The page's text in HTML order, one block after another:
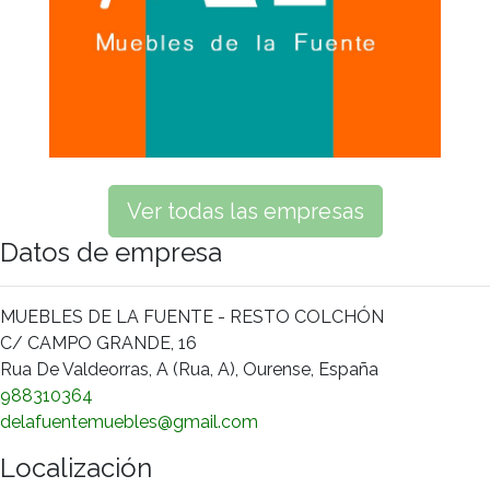
Ver todas las empresas
Datos de empresa
MUEBLES DE LA FUENTE - RESTO COLCHÓN
C/ CAMPO GRANDE, 16
Rua De Valdeorras, A (Rua, A), Ourense, España
988310364
delafuentemuebles@gmail.com
Localización